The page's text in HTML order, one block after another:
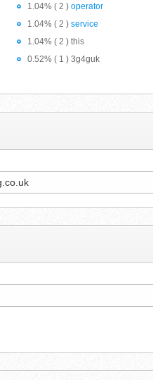
1.04% ( 2 )operator
1.04% ( 2 )service
1.04% ( 2 ) this
0.52% ( 1 ) 3g4guk